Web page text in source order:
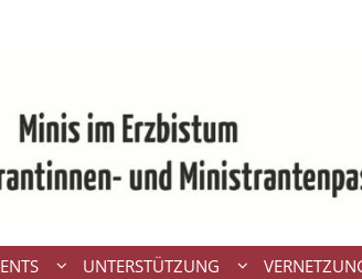
UNTERSTÜTZUNG